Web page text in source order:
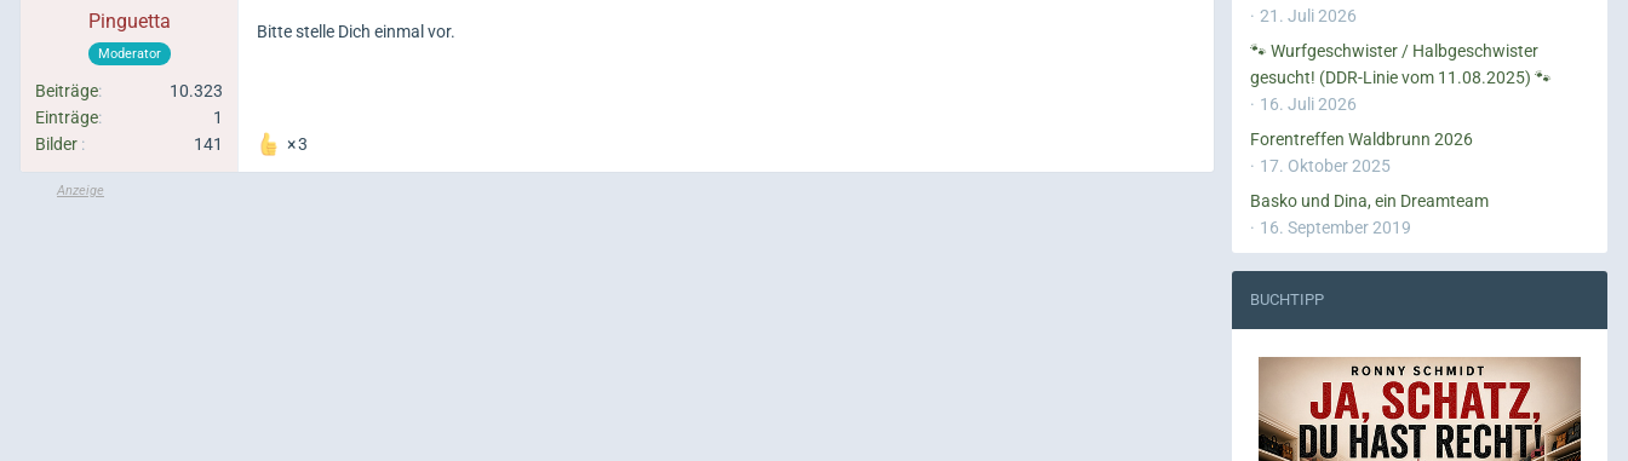
Pinguetta
Moderator
Beiträge
10.323
Einträge
1
Bilder
141
Bitte stelle Dich einmal vor.
3
21. Juli 2026
🐾 Wurfgeschwister / Halbgeschwister
gesucht! (DDR-Linie vom 11.08.2025) 🐾
16. Juli 2026
Forentreffen Waldbrunn 2026
17. Oktober 2025
Basko und Dina, ein Dreamteam
16. September 2019
BUCHTIPP